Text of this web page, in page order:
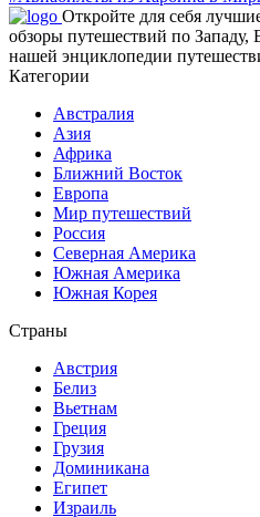
Откройте для себя
обзоры путешествий по
нашей энциклопедии
Категории
Австралия
Азия
Африка
Ближний Восток
Европа
Мир путешествий
Россия
Северная Америка
Южная Америка
Южная Корея
Страны
Австрия
Белиз
Вьетнам
Греция
Грузия
Доминикана
Египет
Израиль